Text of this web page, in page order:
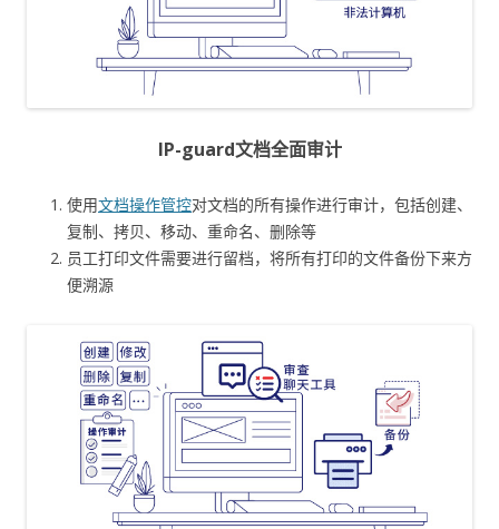
IP-guard文档全面审计
使用文档操作管控对文档的所有操作进行审计，包括创建、
复制、拷贝、移动、重命名、删除等
员工打印文件需要进行留档，将所有打印的文件备份下来方
便溯源